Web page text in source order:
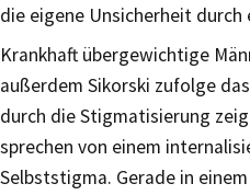
die eigene Unsicherheit durch
Krankhaft übergewichtige
außerdem Sikorski zufolge
durch die Stigmatisierung
sprechen von einem
Selbststigma. Gerade in einem